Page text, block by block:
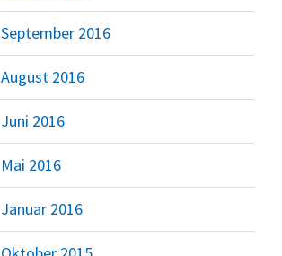
September 2016
August 2016
Juni 2016
Mai 2016
Januar 2016